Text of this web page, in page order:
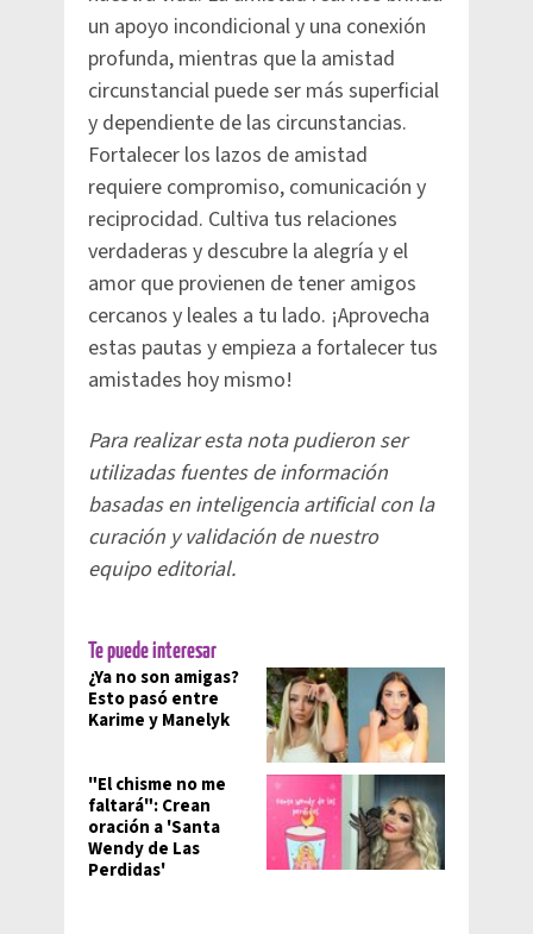
un apoyo incondicional y una conexión
profunda, mientras que la amistad
circunstancial puede ser más superficial
y dependiente de las circunstancias.
Fortalecer los lazos de amistad
requiere compromiso, comunicación y
reciprocidad. Cultiva tus relaciones
verdaderas y descubre la alegría y el
amor que provienen de tener amigos
cercanos y leales a tu lado. ¡Aprovecha
estas pautas y empieza a fortalecer tus
amistades hoy mismo!
Para realizar esta nota pudieron ser
utilizadas fuentes de información
basadas en inteligencia artificial con la
curación y validación de nuestro
equipo editorial.
Te puede interesar
¿Ya no son amigas?
Esto pasó entre
Karime y Manelyk
"El chisme no me
faltará": Crean
oración a 'Santa
Wendy de Las
Perdidas'